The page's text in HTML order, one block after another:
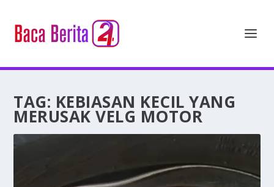
TAG: KEBIASAN KECIL YANG
MERUSAK VELG MOTOR